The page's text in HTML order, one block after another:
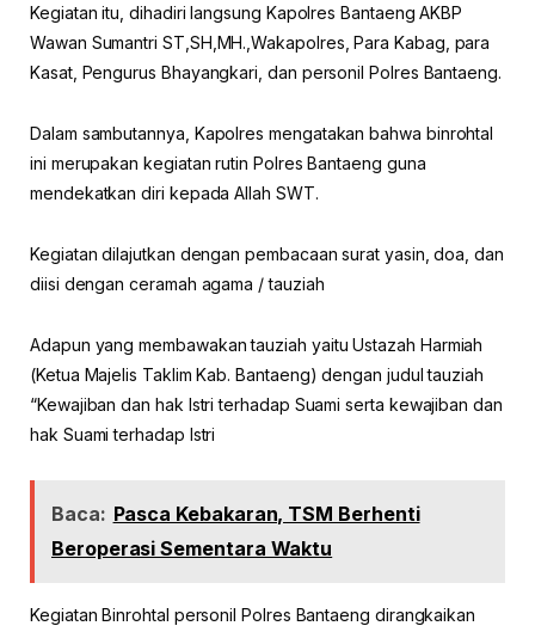
Kegiatan itu, dihadiri langsung Kapolres Bantaeng AKBP
Wawan Sumantri ST,SH,MH.,Wakapolres, Para Kabag, para
Kasat, Pengurus Bhayangkari, dan personil Polres Bantaeng.
Dalam sambutannya, Kapolres mengatakan bahwa binrohtal
ini merupakan kegiatan rutin Polres Bantaeng guna
mendekatkan diri kepada Allah SWT.
Kegiatan dilajutkan dengan pembacaan surat yasin, doa, dan
diisi dengan ceramah agama / tauziah
Adapun yang membawakan tauziah yaitu Ustazah Harmiah
(Ketua Majelis Taklim Kab. Bantaeng) dengan judul tauziah
“Kewajiban dan hak Istri terhadap Suami serta kewajiban dan
hak Suami terhadap Istri
Baca: Pasca Kebakaran, TSM Berhenti
Beroperasi Sementara Waktu
Kegiatan Binrohtal personil Polres Bantaeng dirangkaikan